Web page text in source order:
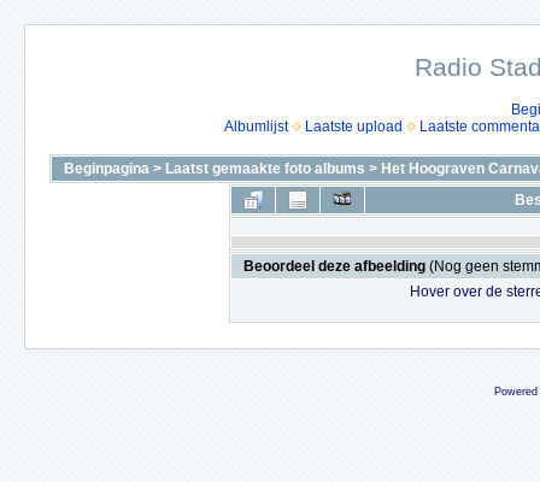
Radio
Albumlijst
Laatste upload Laatste
Beginpagina > Laatst gemaakte foto albums > Het Hoograven
Beoordeel deze afbeelding (Nog geen
Hover over de